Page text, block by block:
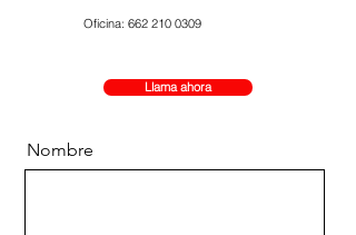
Oficina: 662 210 0309
Llama ahora
Nombre